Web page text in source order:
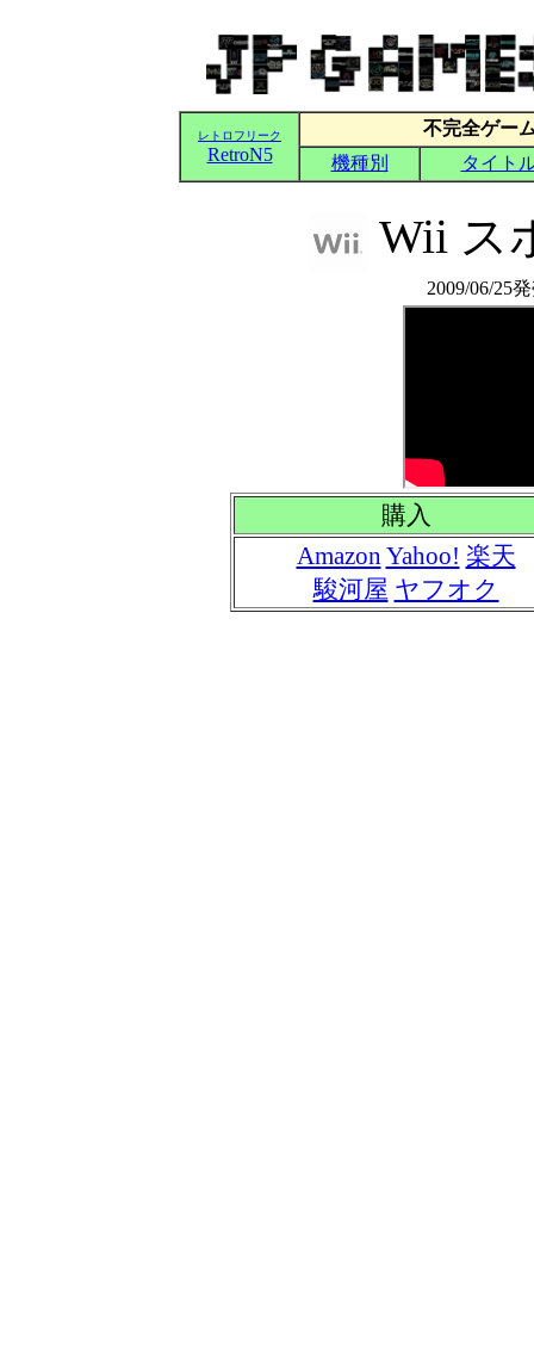
Wii ス
2009/06/25
購入
Amazon Yahoo! 楽天
駿河屋 ヤフオク